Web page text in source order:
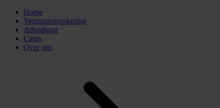
Home
Verzuimverzekering
Arbodienst
Cases
Over ons